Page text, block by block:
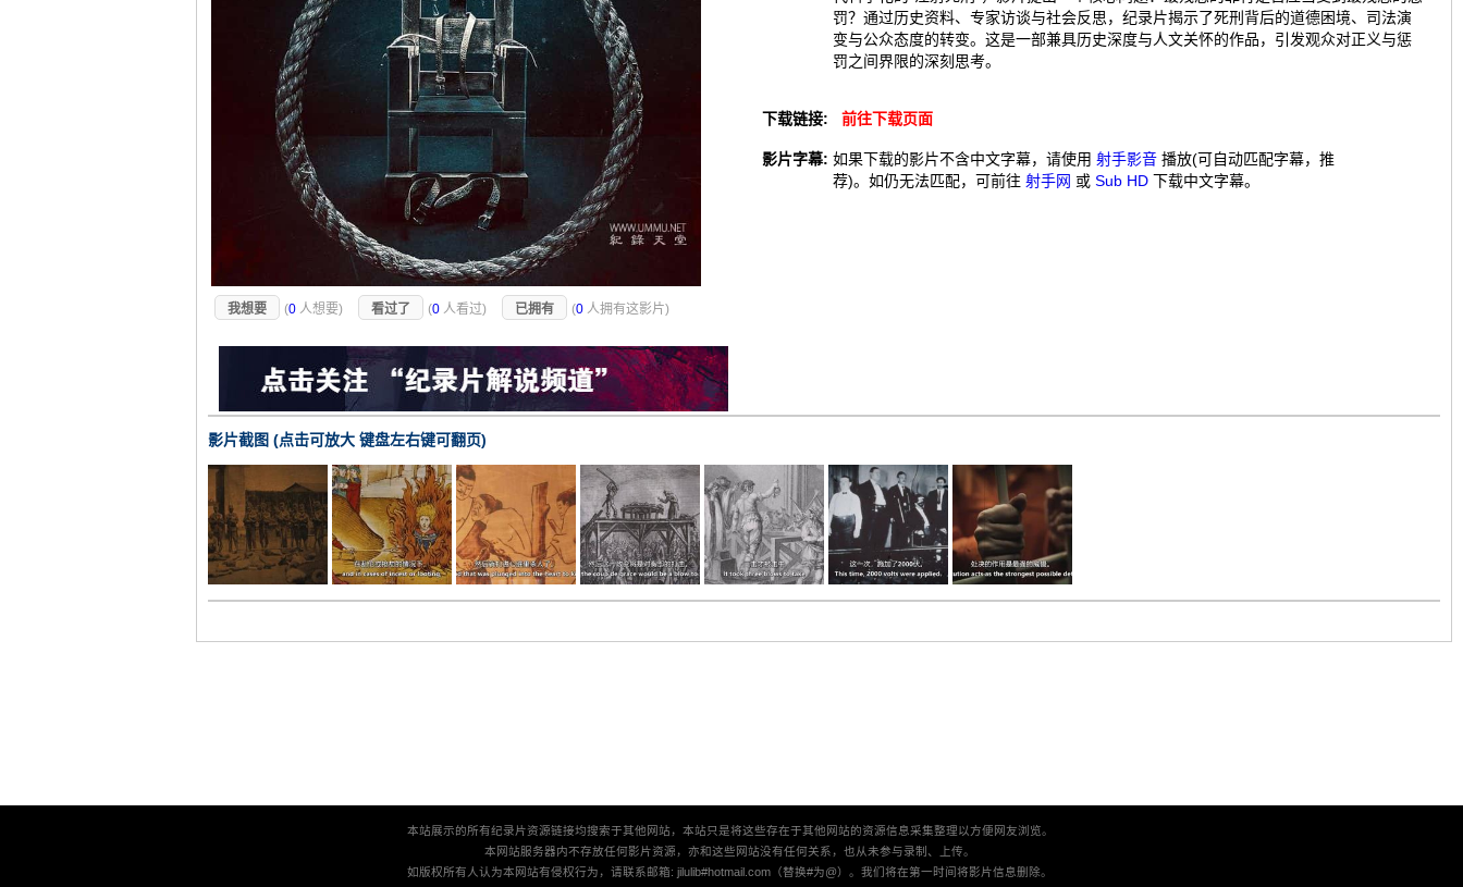
罚？通过历史资料、专家访谈与社会反思，纪录片揭示了死刑背后的道德困境、司法演
变与公众态度的转变。这是一部兼具历史深度与人文关怀的作品，引发观众对正义与惩
罚之间界限的深刻思考。
下载链接: 前往下载页面
影片字幕: 如果下载的影片不含中文字幕，请使用 射手影音 播放(可自动匹配字幕，推
荐)。如仍无法匹配，可前往 射手网 或 Sub HD 下载中文字幕。
我想要 (0 人想要) 看过了 (0 人看过) 已拥有 (0 人拥有这影片)
影片截图 (点击可放大 键盘左右键可翻页)
本站展示的所有纪录片资源链接均搜索于其他网站，本站只是将这些存在于其他网站的资源信息采集整理以方便网友浏览。
本网站服务器内不存放任何影片资源，亦和这些网站没有任何关系，也从未参与录制、上传。
如版权所有人认为本网站有侵权行为，请联系邮箱: jilulib#hotmail.com（替换#为@）。我们将在第一时间将影片信息删除。